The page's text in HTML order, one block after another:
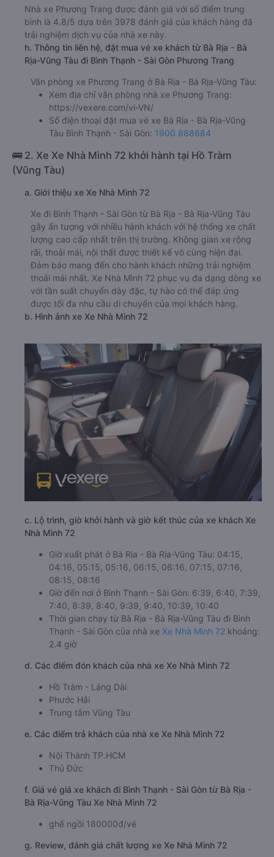
Nhà xe Phương Trang được đánh giá với số điểm trung
bình là 4.8/5 dựa trên 3978 đánh giá của khách hàng đã
trải nghiệm dịch vụ của nhà xe này.
h. Thông tin liên hệ, đặt mua vé xe khách từ Bà Rịa - Bà
Rịa-Vũng Tàu đi Bình Thạnh - Sài Gòn Phương Trang
Văn phòng xe Phương Trang ở Bà Rịa - Bà Rịa-Vũng Tàu:
Xem địa chỉ văn phòng nhà xe Phương Trang:
https://vexere.com/vi-VN/
Số điện thoại đặt mua vé xe Bà Rịa - Bà Rịa-Vũng
Tàu Bình Thạnh - Sài Gòn: 1900 888684
🚌 2. Xe Xe Nhà Mình 72 khởi hành tại Hồ Tràm
(Vũng Tàu)
a. Giới thiệu xe Xe Nhà Mình 72
Xe đi Bình Thạnh - Sài Gòn từ Bà Rịa - Bà Rịa-Vũng Tàu
gây ấn tượng với nhiều hành khách với hệ thống xe chất
lượng cao cấp nhất trên thị trường. Không gian xe rộng
rãi, thoải mái, nội thất được thiết kế vô cùng hiện đại.
Đảm bảo mang đến cho hành khách những trải nghiệm
thoải mái nhất. Xe Nhà Mình 72 phục vụ đa dạng dòng xe
với tần suất chuyến dày đặc, tự hào có thể đáp ứng
được tối đa nhu cầu di chuyển của mọi khách hàng.
b. Hình ảnh xe Xe Nhà Mình 72
c. Lộ trình, giờ khởi hành và giờ kết thúc của xe khách Xe
Nhà Mình 72
Giờ xuất phát ở Bà Rịa - Bà Rịa-Vũng Tàu: 04:15,
04:16, 05:15, 05:16, 06:15, 06:16, 07:15, 07:16,
08:15, 08:16
Giờ đến nơi ở Bình Thạnh - Sài Gòn: 6:39, 6:40, 7:39,
7:40, 8:39, 8:40, 9:39, 9:40, 10:39, 10:40
Thời gian chạy từ Bà Rịa - Bà Rịa-Vũng Tàu đi Bình
Thạnh - Sài Gòn của nhà xe Xe Nhà Mình 72 khoảng:
2.4 giờ
d. Các điểm đón khách của nhà xe Xe Nhà Mình 72
Hồ Tràm - Láng Dài
Phước Hải
Trung tâm Vũng Tàu
e. Các điểm trả khách của nhà xe Xe Nhà Mình 72
Nội Thành TP.HCM
Thủ Đức
f. Giá vé giá xe khách đi Bình Thạnh - Sài Gòn từ Bà Rịa -
Bà Rịa-Vũng Tàu Xe Nhà Mình 72
ghế ngồi 180000đ/vé
g. Review, đánh giá chất lượng xe Xe Nhà Mình 72